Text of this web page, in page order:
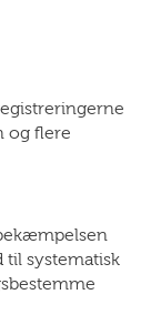
og flere
systematisk